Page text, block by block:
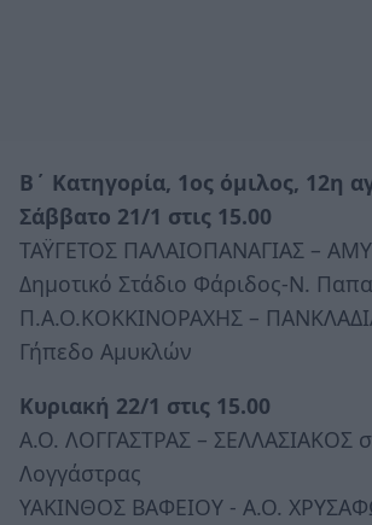
Β΄ Κατηγορία, 1ος όμιλος, 12η
Σάββατο 21/1 στις 15.00
ΤΑΫΓΕΤΟΣ ΠΑΛΑΙΟΠΑΝΑΓΙΑΣ –
Δημοτικό Στάδιο Φάριδος-Ν.
Π.Α.Ο.ΚΟΚΚΙΝΟΡΑΧΗΣ –
Γήπεδο Αμυκλών
Κυριακή 22/1 στις 15.00
Α.Ο. ΛΟΓΓΑΣΤΡΑΣ – ΣΕΛΛΑΣΙΑΚΟΣ
Λογγάστρας
ΥΑΚΙΝΘΟΣ ΒΑΦΕΙΟΥ - Α.Ο.